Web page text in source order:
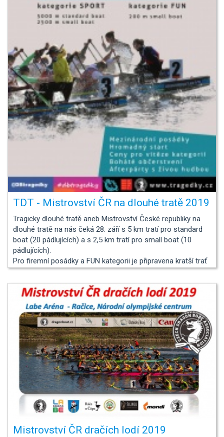
TDT - Mistrovství ČR na dlouhé tratě 2019
Tragicky dlouhé tratě aneb Mistrovství České republiky na
dlouhé tratě na nás čeká 28. září s 5 km tratí pro standard
boat (20 pádlujících) a s 2,5 km tratí pro small boat (10
pádlujících).
Pro firemní posádky a FUN kategorii je připravena kratší trať
na 200 m na small boatech.
Mistrovství ČR dračích lodí 2019